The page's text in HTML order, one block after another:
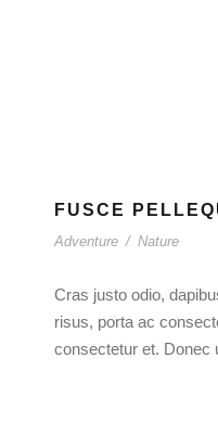
FUSCE
Adventure / Nature
Cras justo odio,
risus, porta ac
consectetur et. Donec